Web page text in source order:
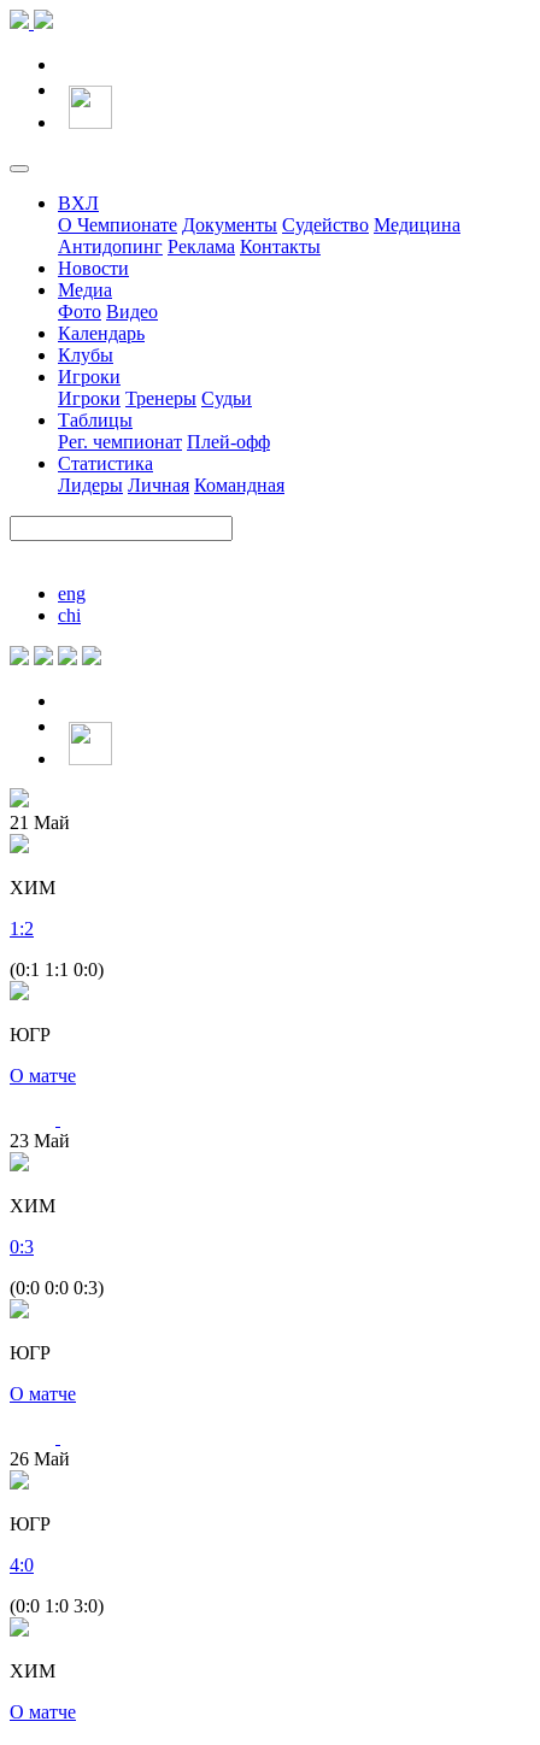
ВХЛ
О Чемпионате Документы Судейство Медицина
Антидопинг Реклама Контакты
Новости
Медиа
Фото Видео
Календарь
Клубы
Игроки
Игроки Тренеры Судьи
Таблицы
Рег. чемпионат Плей-офф
Статистика
Лидеры Личная Командная
eng
chi
21 Май
ХИМ
1 :2
(0:1 1:1 0:0)
ЮГР
О матче
23 Май
ХИМ
0:3
(0:0 0:0 0:3)
ЮГР
О матче
26 Май
ЮГР
4:0
(0:0 1:0 3:0)
ХИМ
О матче